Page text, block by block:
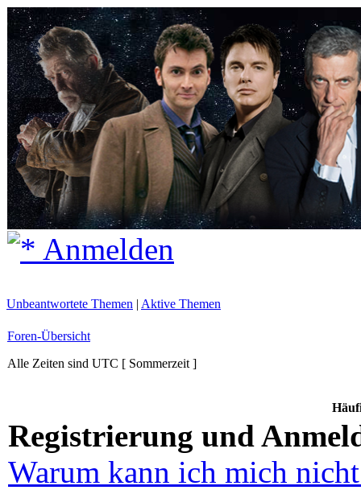
Anmelden
Unbeantwortete Themen | Aktive Themen
Foren-Übersicht
Alle Zeiten sind UTC [ Sommerzeit ]
Registrierung und
Warum kann ich mich